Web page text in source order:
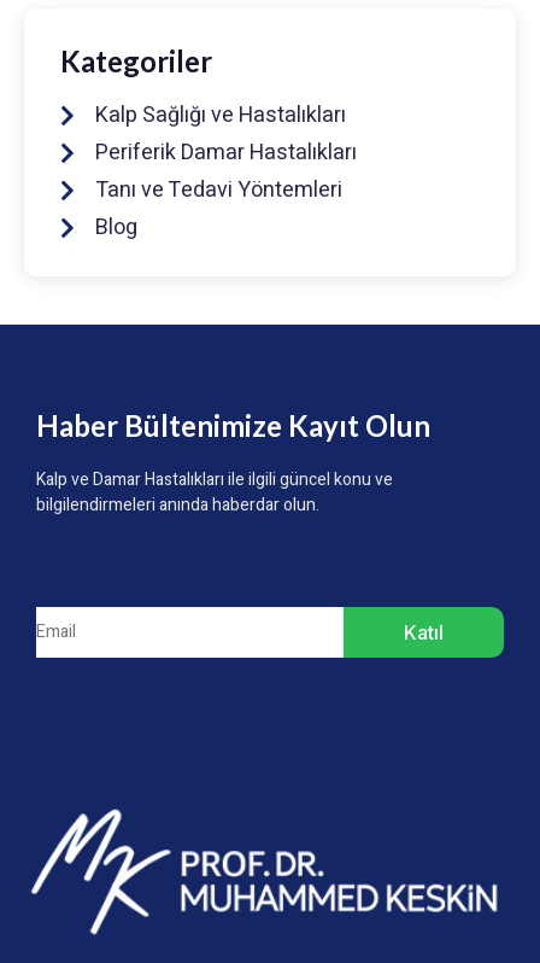
Kategoriler
Kalp Sağlığı ve Hastalıkları
Periferik Damar Hastalıkları
Tanı ve Tedavi Yöntemleri
Blog
Haber Bültenimize Kayıt Olun
Kalp ve Damar Hastalıkları ile ilgili güncel konu ve
bilgilendirmeleri anında haberdar olun.
Katıl